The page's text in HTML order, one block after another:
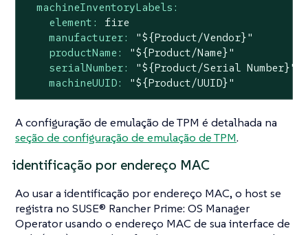
machineInventoryLabels:
element:
fire
manufacturer:
"${Product/Vendor}"
productName:
"${Product/Name}"
serialNumber:
"${Product/Serial Number}"
machineUUID:
"${Product/UUID}"
A configuração de emulação de TPM é detalhada na
seção de configuração de emulação de TPM.
identificação por endereço MAC
Ao usar a identificação por endereço MAC, o host se
registra no SUSE® Rancher Prime: OS Manager
Operator usando o endereço MAC de sua interface de